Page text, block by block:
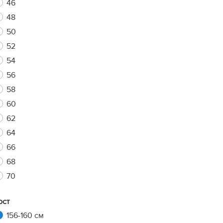
46
48
50
52
54
56
58
60
62
64
66
68
70
156-160 см